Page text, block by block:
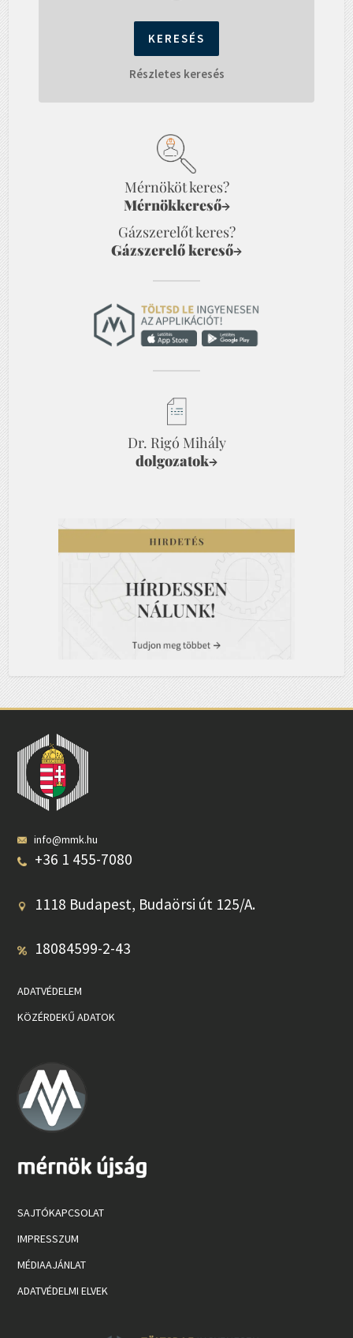
Részletes keresés
Mérnököt keres?
Mérnökkereső→
Gázszerelőt keres?
Gázszerelő kereső→
Dr. Rigó Mihály
dolgozatok→
info@mmk.hu
+36 1 455-7080
1118 Budapest, Budaörsi út 125/A.
18084599-2-43
ADATVÉDELEM
KÖZÉRDEKŰ ADATOK
SAJTÓKAPCSOLAT
IMPRESSZUM
MÉDIAAJÁNLAT
ADATVÉDELMI ELVEK